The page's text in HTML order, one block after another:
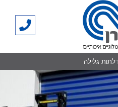
גלילה